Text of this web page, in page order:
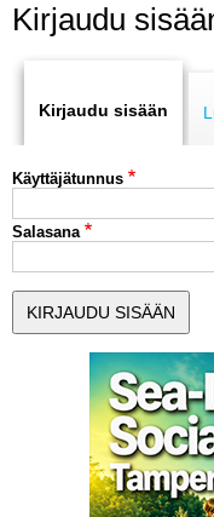
Kirjaudu
tabs
Kirjaudu sisään
Käyttäjätunnus
Salasana